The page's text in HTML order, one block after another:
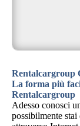
Rentalcargroup
La forma più
Rentalcargroup
Adesso conosci
possibilmente